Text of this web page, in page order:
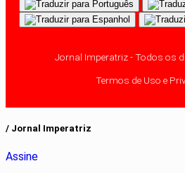
Jornal Imperatriz - Todos os
Termos de Uso e
/ Jornal Imperatriz
Assine